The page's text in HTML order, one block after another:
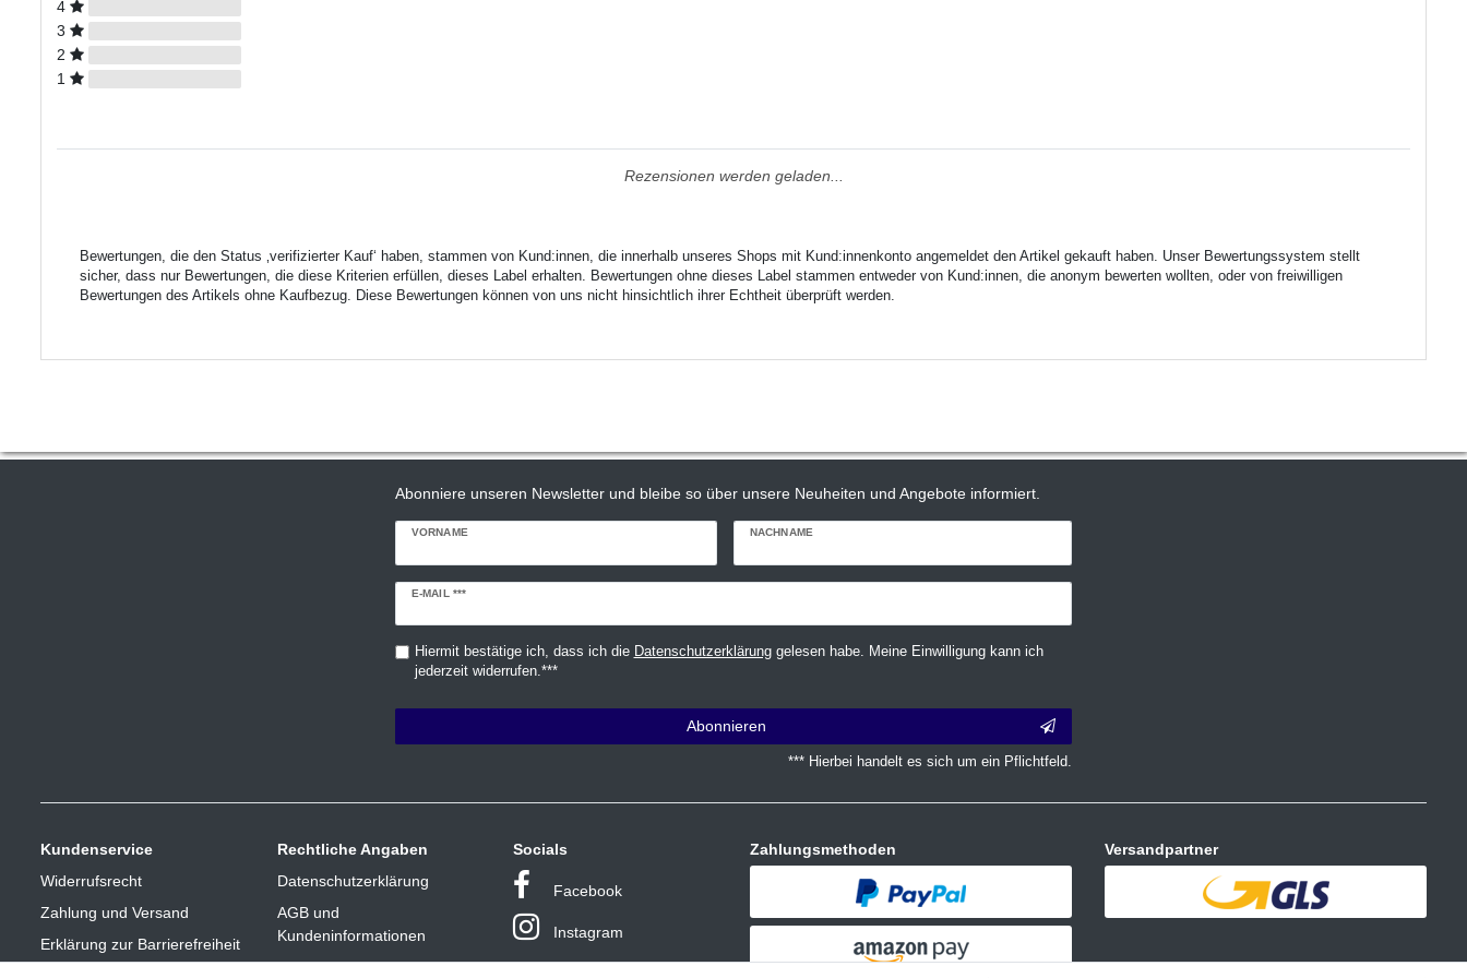
4
3
2
1
Rezensionen werden geladen...
Bewertungen, die den Status ‚verifizierter Kauf‘ haben, stammen von Kund:innen, die innerhalb unseres Shops mit Kund:innenkonto angemeldet den Artikel gekauft haben. Unser Bewertungssystem stellt
sicher, dass nur Bewertungen, die diese Kriterien erfüllen, dieses Label erhalten. Bewertungen ohne dieses Label stammen entweder von Kund:innen, die anonym bewerten wollten, oder von freiwilligen
Bewertungen des Artikels ohne Kaufbezug. Diese Bewertungen können von uns nicht hinsichtlich ihrer Echtheit überprüft werden.
Abonniere unseren Newsletter und bleibe so über unsere Neuheiten und Angebote informiert.
VORNAME NACHNAME
E-MAIL ***
Newsletter
Hiermit bestätige ich, dass ich die Daten­schutz­erklärunggelesen habe. Meine Einwilligung kann ich
jederzeit widerrufen.***
Abonnieren
*** Hierbei handelt es sich um ein Pflichtfeld.
Kundenservice
Widerrufsrecht
Zahlung und Versand
Erklärung zur Barrierefreiheit
Rechtliche Angaben
Datenschutzerklärung
AGB und
Kundeninformationen
Impressum
Socials
Facebook
Instagram
Zahlungsmethoden Versandpartner